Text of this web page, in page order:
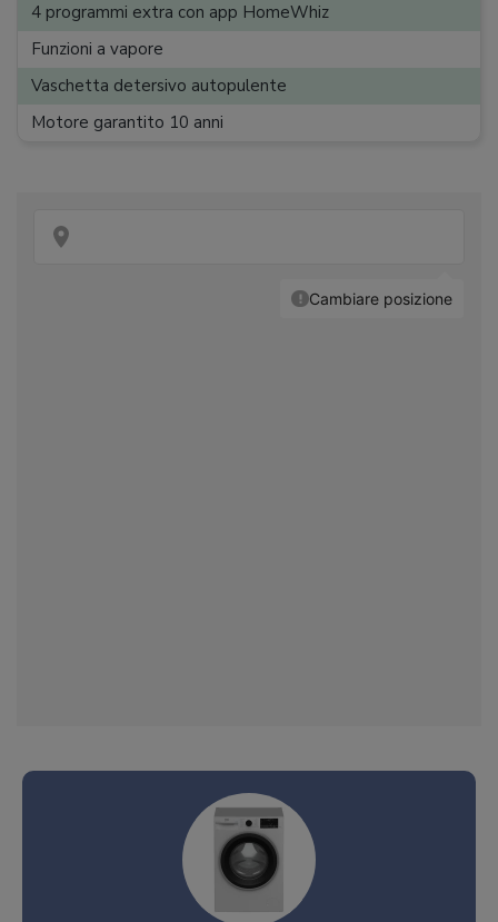
Classe di efficienza acustica
App
Dimensioni (A x L x P)
84,5 x 60 x 49,6 cm
4 programmi extra con app HomeWhiz
Funzioni a vapore
Vaschetta detersivo autopulente
Motore garantito 10 anni